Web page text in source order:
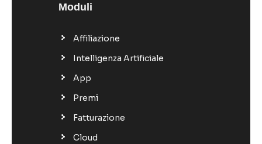
Moduli
Affiliazione
Intelligenza Artificiale
App
Premi
Fatturazione
Cloud